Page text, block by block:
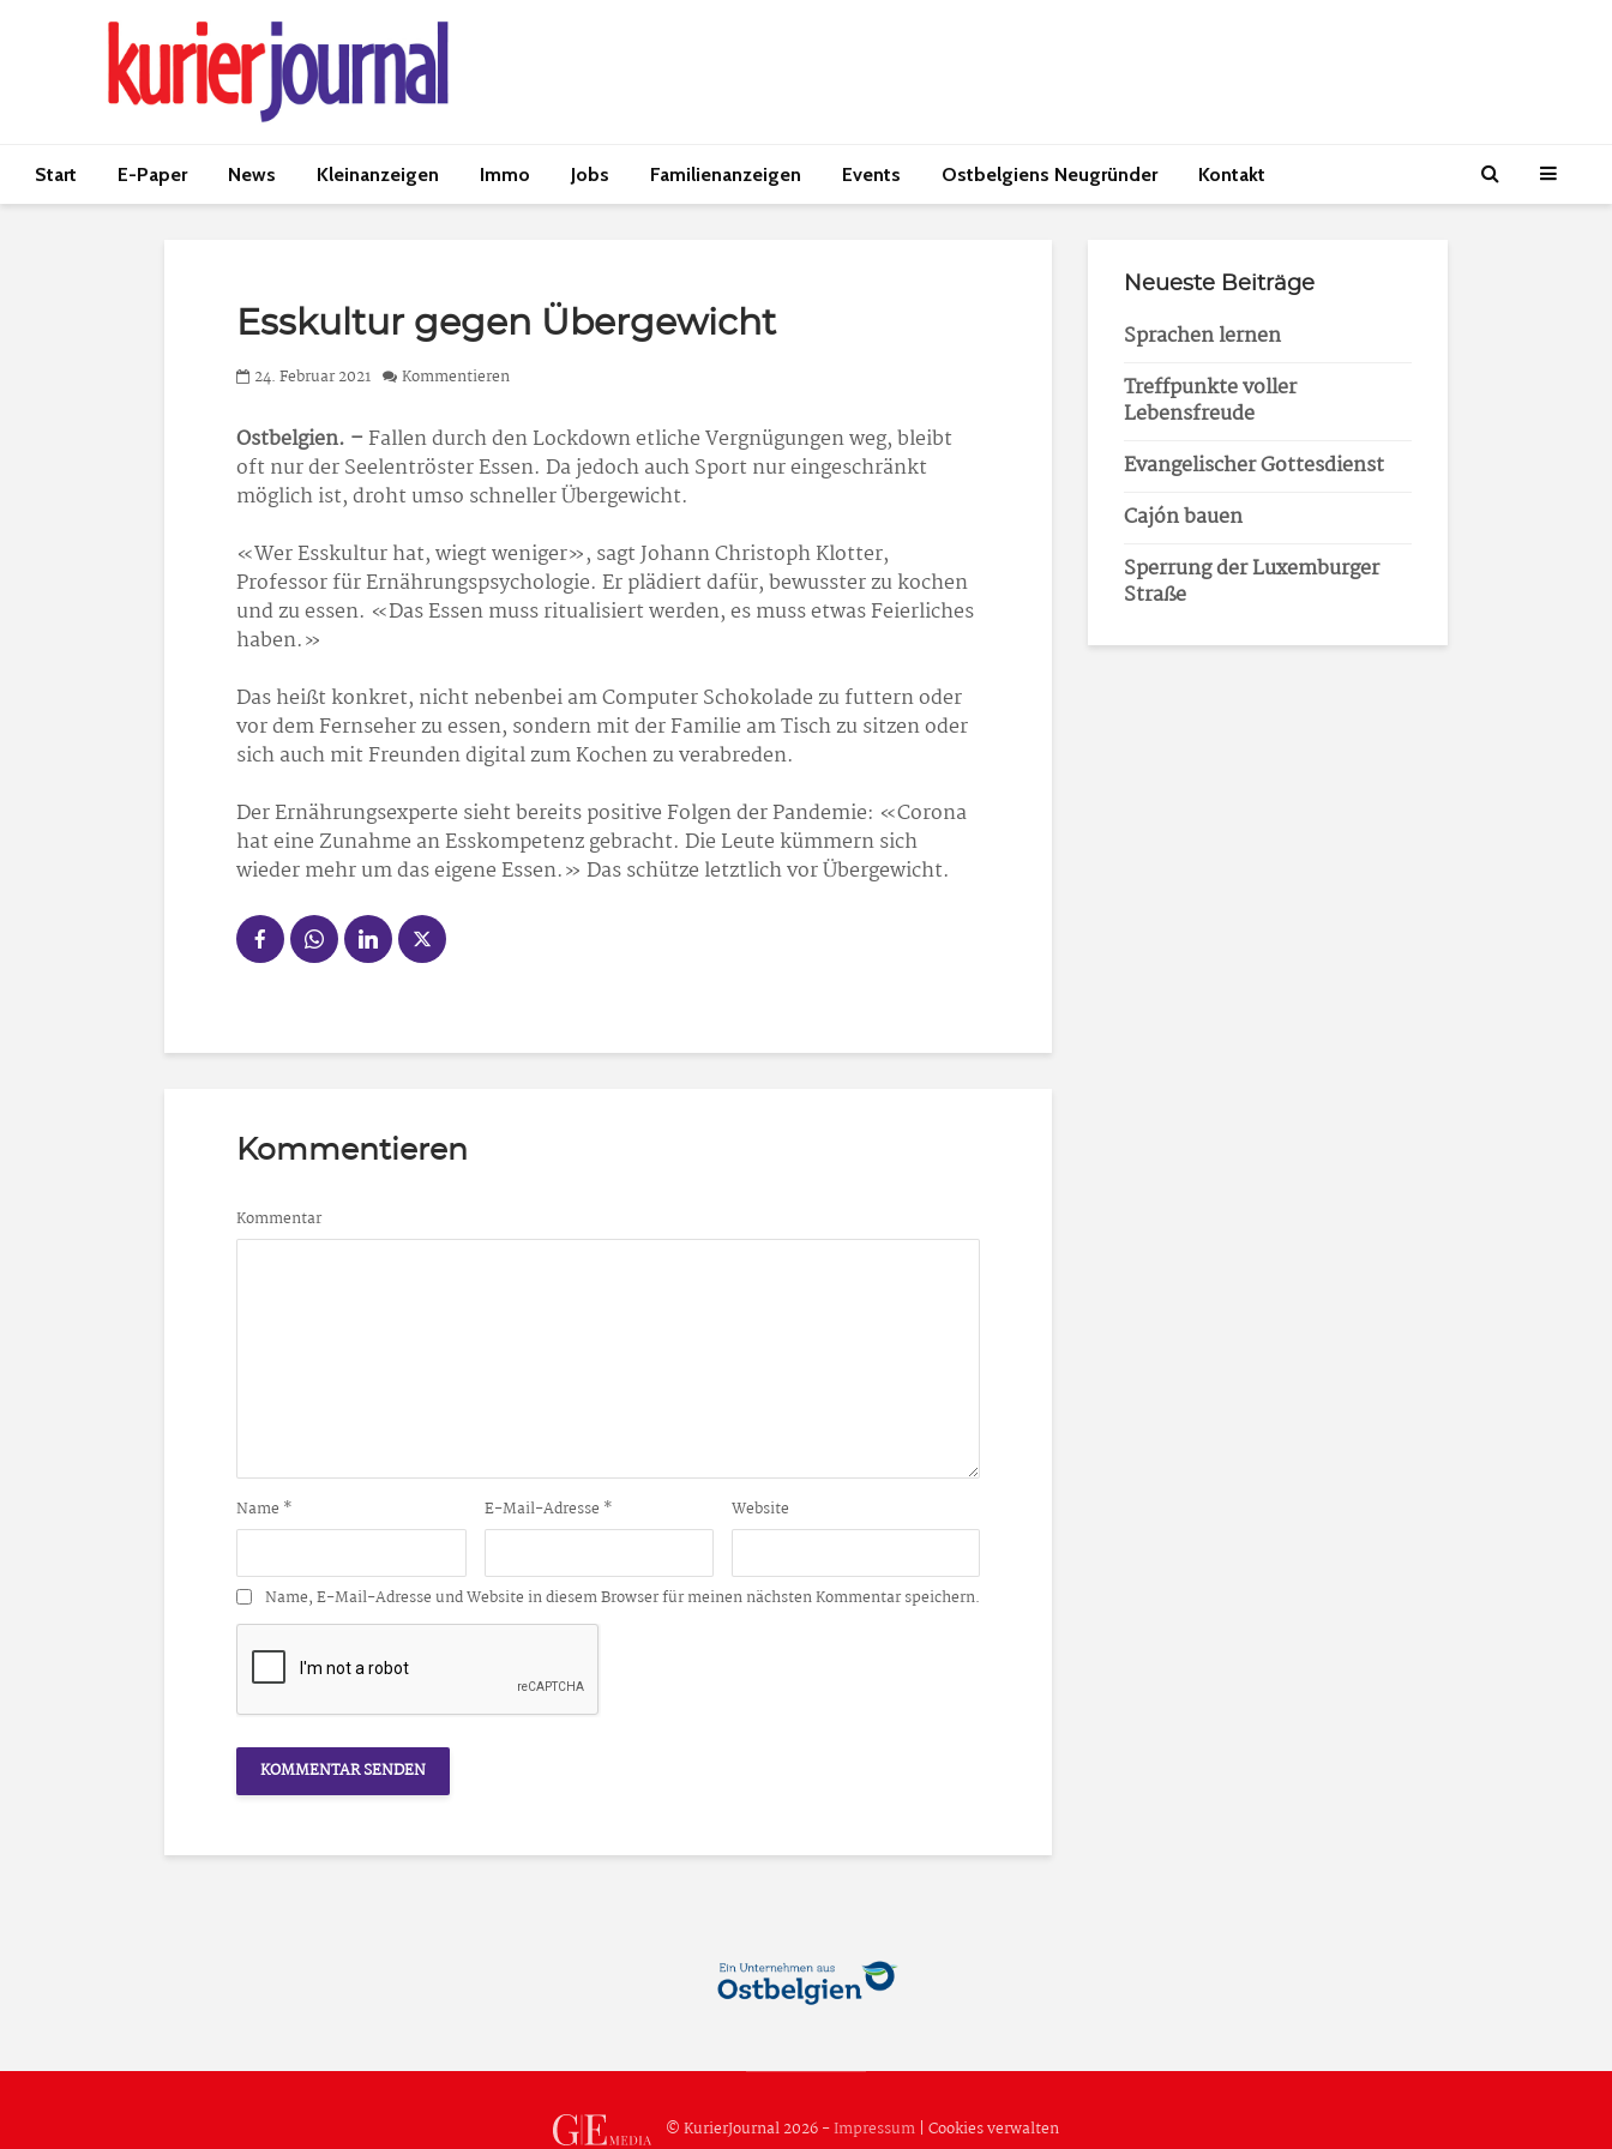
Start E-Paper News Kleinanzeigen Immo Jobs Familienanzeigen Events Ostbelgiens Neugründer Kontakt
Esskultur gegen Übergewicht
24. Februar 2021 Kommentieren
Ostbelgien. –Fallen durch den Lockdown etliche Vergnügungen weg, bleibt
oft nur der Seelentröster Essen. Da jedoch auch Sport nur eingeschränkt
möglich ist, droht umso schneller Übergewicht.
«Wer Esskultur hat, wiegt weniger», sagt Johann Christoph Klotter,
Professor für Ernährungspsychologie. Er plädiert dafür, bewusster zu kochen
und zu essen. «Das Essen muss ritualisiert werden, es muss etwas Feierliches
haben.»
Das heißt konkret, nicht nebenbei am Computer Schokolade zu futtern oder
vor dem Fernseher zu essen, sondern mit der Familie am Tisch zu sitzen oder
sich auch mit Freunden digital zum Kochen zu verabreden.
Der Ernährungsexperte sieht bereits positive Folgen der Pandemie: «Corona
hat eine Zunahme an Esskompetenz gebracht. Die Leute kümmern sich
wieder mehr um das eigene Essen.» Das schütze letztlich vor Übergewicht.
Kommentieren
Kommentar
Name * E-Mail-Adresse * Website
Name, E-Mail-Adresse und Website in diesem Browser für meinen nächsten Kommentar speichern.
Neueste Beiträge
Sprachen lernen
Treffpunkte voller
Lebensfreude
Evangelischer Gottesdienst
Cajón bauen
Sperrung der Luxemburger
Straße
© KurierJournal 2026 -Impressum |Cookies verwalten